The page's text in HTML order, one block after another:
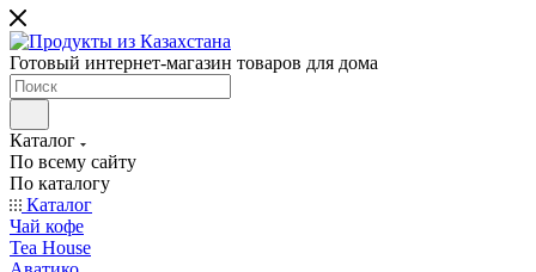
Готовый интернет-магазин товаров для дома
Каталог
По всему сайту
По каталогу
Каталог
Чай кофе
Tea House